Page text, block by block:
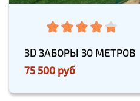
3D ЗАБОРЫ 30 МЕТРОВ
75 500 руб